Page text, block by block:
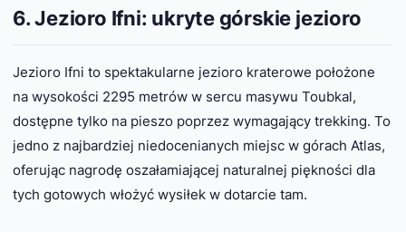
6. Jezioro Ifni: ukryte górskie jezioro
Jezioro Ifni to spektakularne jezioro kraterowe położone
na wysokości 2295 metrów w sercu masywu Toubkal,
dostępne tylko na pieszo poprzez wymagający trekking. To
jedno z najbardziej niedocenianych miejsc w górach Atlas,
oferując nagrodę oszałamiającej naturalnej piękności dla
tych gotowych włożyć wysiłek w dotarcie tam.